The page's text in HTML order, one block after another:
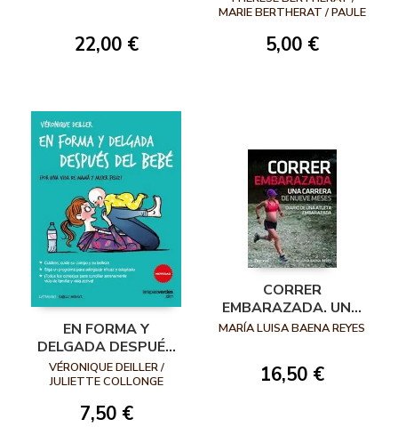
22,00 €
DE UNA FUTURA
MARIE BERTHERAT / PAULE
5,00 €
EN FORMA Y
DELGADA DESPUÉS
DEL BEBÉ. POR UNA
VIDA DE MAMÁ Y
VÉRONIQUE DEILLER /
JULIETTE COLLONGE
7,50 €
CORRER
EMBARAZADA. UNA
CARRERA DE NUEVE
MARÍA LUISA BAENA REYES
16,50 €